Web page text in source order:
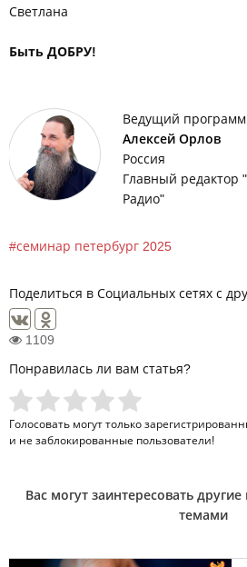
Светлана
Быть ДОБРУ!
Ведущий
Алексей Орлов
Россия
Главный редактор
Радио"
семинар петербург 2025
Поделиться в Социальных сетях с
1109
Понравилась ли вам статья?
Голосовать могут только
и не заблокированные пользователи!
Вас могут заинтересовать
темами